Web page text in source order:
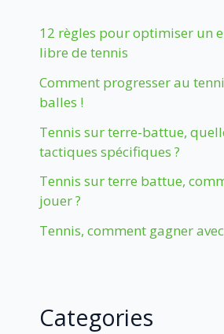
12 règles pour optimiser un
libre de tennis
Comment progresser au
balles !
Tennis sur terre-battue,
tactiques spécifiques ?
Tennis sur terre battue,
jouer ?
Tennis, comment gagner
Categories